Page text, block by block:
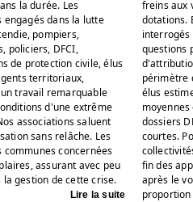
la durée. Les
engagés dans la lutte
pompiers,
policiers, DFCI,
de protection civile, élus
territoriaux,
travail remarquable
d'une extrême
associations saluent
sans relâche. Les
communes concernées
assurant avec peu
la gestion de cette crise.
Lire la suite
freins aux
dotations.
interrogés
questions
périmètre
élus
dossiers
courtes.
fin des
après le
proportion